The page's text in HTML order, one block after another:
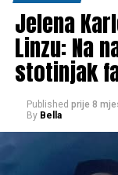
Jelena
Linzu: Na
stotinjak
Published prije 8
By Bella